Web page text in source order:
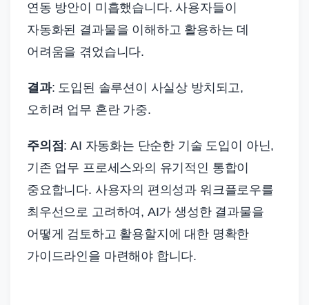
연동 방안이 미흡했습니다. 사용자들이
자동화된 결과물을 이해하고 활용하는 데
어려움을 겪었습니다.
결과: 도입된 솔루션이 사실상 방치되고,
오히려 업무 혼란 가중.
주의점 : AI 자동화는 단순한 기술 도입이 아닌,
기존 업무 프로세스와의 유기적인 통합이
중요합니다. 사용자의 편의성과 워크플로우를
최우선으로 고려하여, AI가 생성한 결과물을
어떻게 검토하고 활용할지에 대한 명확한
가이드라인을 마련해야 합니다.